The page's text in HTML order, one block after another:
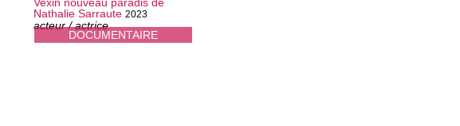
DOCUMENTAIRE
Nathalie Sarraute 2023
acteur / actrice